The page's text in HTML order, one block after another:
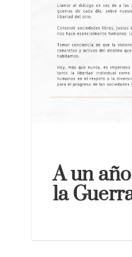
A un
la